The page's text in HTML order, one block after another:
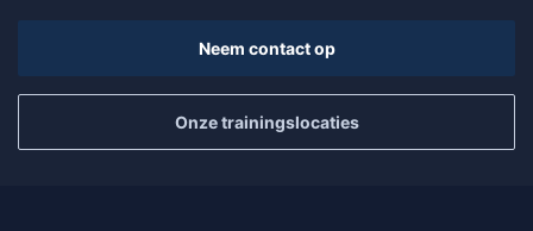
Neem contact op
Onze trainingslocaties